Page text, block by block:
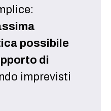
possibile
di
imprevisti